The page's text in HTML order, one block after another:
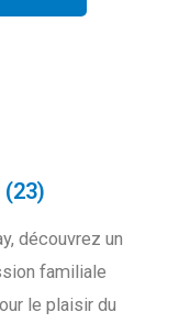
découvrez un
familiale
le plaisir du